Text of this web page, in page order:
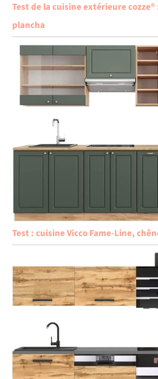
Test de la cuisine extérieure
plancha
Test : cuisine Vicco Fame-Line,